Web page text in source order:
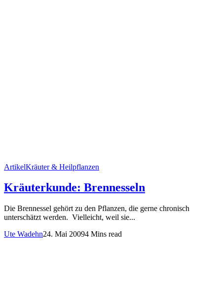
ArtikelKräuter & Heilpflanzen
Kräuterkunde: Brennesseln
Die Brennessel gehört zu den Pflanzen, die gerne chronisch
unterschätzt werden. Vielleicht, weil sie...
Ute Wadehn24. Mai 20094 Mins read